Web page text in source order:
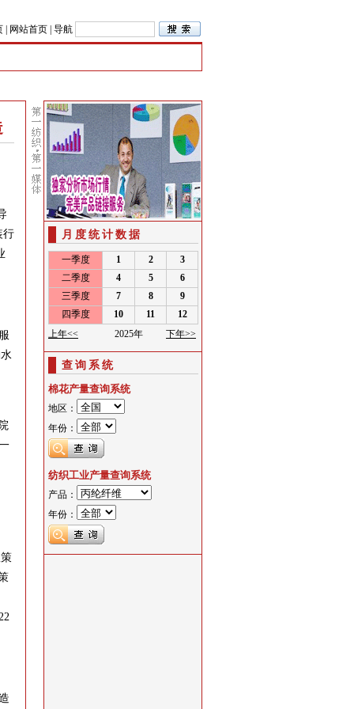
网站首页 导航
行
月度统计数据
查询系统
棉花产量查询系统
地区：
年份：
纺织工业产量查询系统
产品：
年份：